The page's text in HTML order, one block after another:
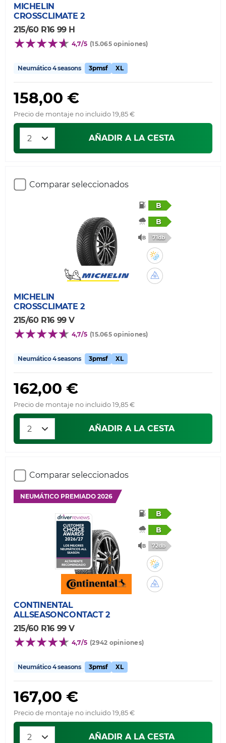
MICHELIN
CROSSCLIMATE 2
215/60 R16 99 H
4,7/5 (15.065 opiniones)
Neumático 4 seasons 3pmsf XL
158,00 €
Precio de montaje no incluido 19,85 €
AÑADIR A LA CESTA
Comparar seleccionados
B
B
71db
MICHELIN
CROSSCLIMATE 2
215/60 R16 99 V
4,7/5 (15.065 opiniones)
Neumático 4 seasons 3pmsf XL
162,00 €
Precio de montaje no incluido 19,85 €
AÑADIR A LA CESTA
Comparar seleccionados
NEUMÁTICO PREMIADO 2026
B
B
72db
CONTINENTAL
ALLSEASONCONTACT 2
215/60 R16 99 V
4,7/5 (2942 opiniones)
Neumático 4 seasons 3pmsf XL
167,00 €
Precio de montaje no incluido 19,85 €
AÑADIR A LA CESTA